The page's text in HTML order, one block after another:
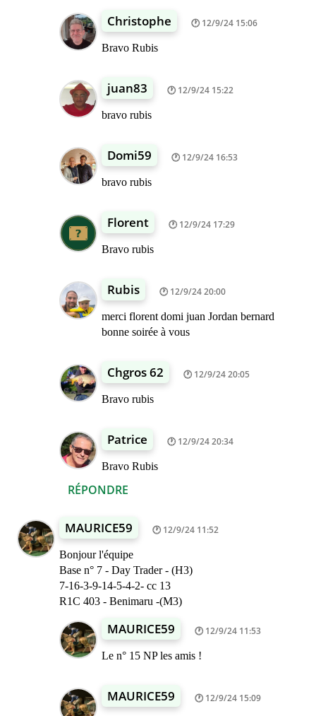
RÉPONDRE
Christophe 12/9/24 15:06
Bravo Rubis
juan83 12/9/24 15:22
bravo rubis
Domi59 12/9/24 16:53
bravo rubis
Florent 12/9/24 17:29
Bravo rubis
Rubis 12/9/24 20:00
merci florent domi juan Jordan bernard
bonne soirée à vous
Chgros 62 12/9/24 20:05
Bravo rubis
Patrice 12/9/24 20:34
Bravo Rubis
MAURICE59 12/9/24 11:52
Bonjour l'équipe
Base n° 7 - Day Trader - (H3)
7-16-3-9-14-5-4-2- cc 13
R1C 403 - Benimaru -(M3)
MAURICE59 12/9/24 11:53
Le n° 15 NP les amis !
MAURICE59 12/9/24 15:09